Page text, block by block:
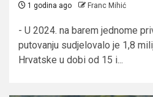
1 godina ago Franc Mihić
- U 2024. na barem jednome
putovanju sudjelovalo je 1,8
Hrvatske u dobi od 15 i...